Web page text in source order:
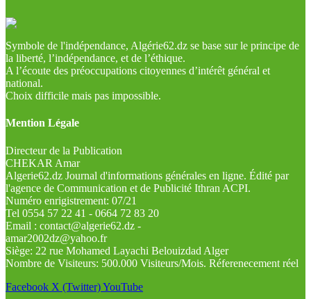
Symbole de l'indépendance, Algérie62.dz se base sur le principe de
la liberté, l’indépendance, et de l’éthique.
A l’écoute des préoccupations citoyennes d’intérêt général et
national.
Choix difficile mais pas impossible.
Mention Légale
Directeur de la Publication
CHEKAR Amar
Algerie62.dz Journal d'informations générales en ligne. Édité par
l'agence de Communication et de Publicité Ithran ACPI.
Numéro enrigistrement: 07/21
Tel 0554 57 22 41 - 0664 72 83 20
Email : contact@algerie62.dz -
amar2002dz@yahoo.fr
Siège: 22 rue Mohamed Layachi Belouizdad Alger
Nombre de Visiteurs: 500.000 Visiteurs/Mois. Réferenecement réel
Facebook X (Twitter)YouTube